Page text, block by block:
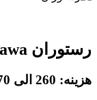
رستوران Aragawa در توکیو ژاپن
هزینه: 260 الی 370 دلار برای هر وعده